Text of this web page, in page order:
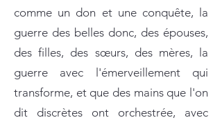
comme un don et une conquête, la
guerre des belles donc, des épouses,
des filles, des sœurs, des mères, la
guerre avec l'émerveillement qui
transforme, et que des mains que l'on
dit discrètes ont orchestrée, avec